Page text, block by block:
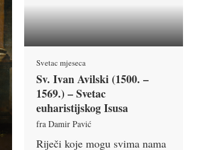
Svetac mjeseca
Sv. Ivan Avilski (1500. –
1569.) – Svetac
euharistijskog Isusa
fra Damir Pavić
Riječi koje mogu svima nama